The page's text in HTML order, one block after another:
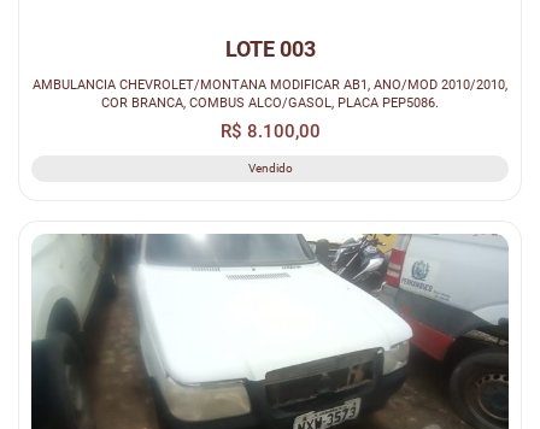
LOTE 003
AMBULANCIA CHEVROLET/MONTANA MODIFICAR AB1, ANO/MOD 2010/2010,
COR BRANCA, COMBUS ALCO/GASOL, PLACA PEP5086.
R$ 8.100,00
Vendido